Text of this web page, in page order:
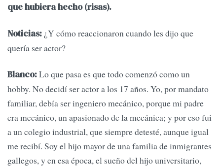
que hubiera hecho (risas).
Noticias: ¿Y cómo reaccionaron cuando les dijo que
quería ser actor?
Blanco:Lo que pasa es que todo comenzó como un
hobby. No decidí ser actor a los 17 años. Yo, por mandato
familiar, debía ser ingeniero mecánico, porque mi padre
era mecánico, un apasionado de la mecánica; y por eso fui
a un colegio industrial, que siempre detesté, aunque igual
me recibí. Soy el hijo mayor de una familia de inmigrantes
gallegos, y en esa época, el sueño del hijo universitario,